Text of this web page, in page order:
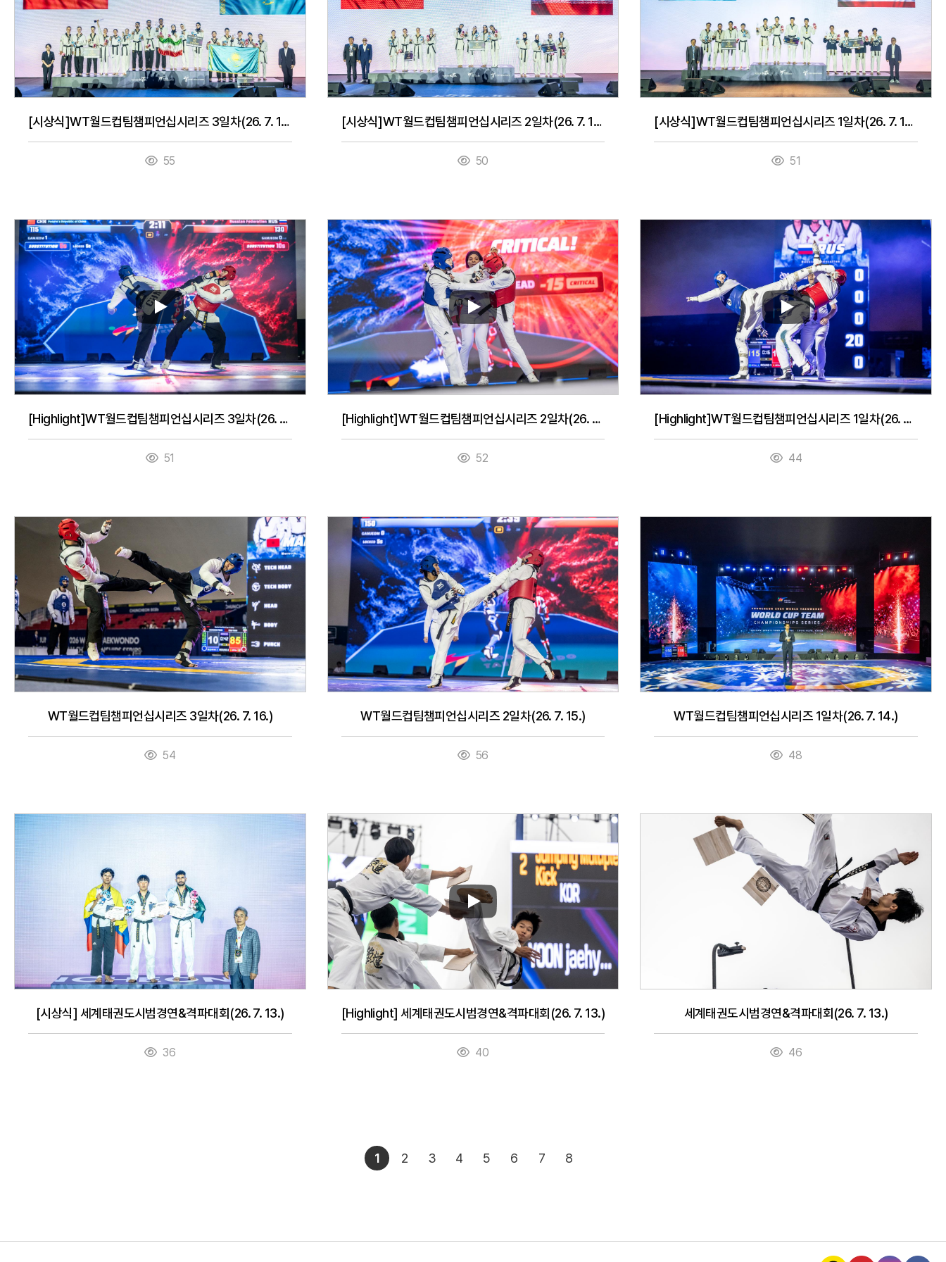
[시상식]WT월드컵팀챔피언십시리즈 3일차(26. 7. 16.)
55
[시상식]WT월드컵팀챔피언십시리즈 2일차(26. 7. 15.)
50
[시상식]WT월드컵팀챔피언십시리즈 1일차(26. 7. 14.)
51
[Highlight]WT월드컵팀챔피언십시리즈 3일차(26. 7. 16.)
51
[Highlight]WT월드컵팀챔피언십시리즈 2일차(26. 7. 15.)
52
[Highlight]WT월드컵팀챔피언십시리즈 1일차(26. 7. 14.)
44
WT월드컵팀챔피언십시리즈 3일차(26. 7. 16.)
54
WT월드컵팀챔피언십시리즈 2일차(26. 7. 15.)
56
WT월드컵팀챔피언십시리즈 1일차(26. 7. 14.)
48
[시상식] 세계태권도시범경연&격파대회(26. 7. 13.)
36
[Highlight] 세계태권도시범경연&격파대회(26. 7. 13.)
40
세계태권도시범경연&격파대회(26. 7. 13.)
46
1 2 3 4 5 6 7 8